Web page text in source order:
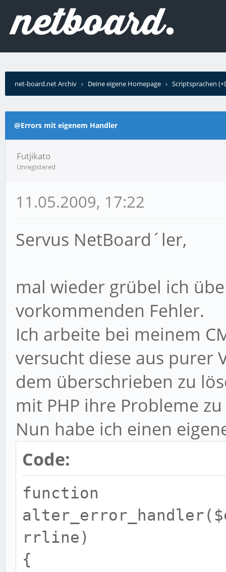
net-board.net Archiv › Deine eigene Homepage › Scriptsprachen
@Errors mit eigenem Handler
Futjikato
Unregistered
11.05.2009, 17:22
Servus NetBoard´ler,
mal wieder grübel ich
vorkommenden Fehler.
Ich arbeite bei meinem
versucht diese aus purer
dem überschrieben zu
mit PHP ihre Probleme
Nun habe ich einen
Code:
function
rrline)
{